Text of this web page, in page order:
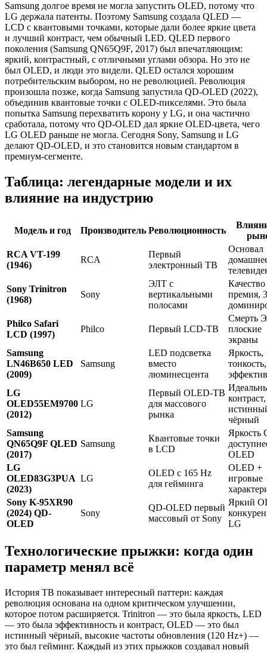
Samsung долгое время не могла запустить OLED, потому что
LG держала патенты. Поэтому Samsung создала QLED —
LCD с квантовыми точками, которые дали более яркие цвета
и лучший контраст, чем обычный LED. QLED первого
поколения (Samsung QN65Q9F, 2017) был впечатляющим:
яркий, контрастный, с отличными углами обзора. Но это не
был OLED, и люди это видели. QLED остался хорошим
потребительским выбором, но не революцией. Революция
произошла позже, когда Samsung запустила QD-OLED (2022),
объединив квантовые точки с OLED-пикселями. Это была
попытка Samsung перехватить корону у LG, и она частично
сработала, потому что QD-OLED дал яркие OLED-цвета, чего
LG OLED раньше не могла. Сегодня Sony, Samsung и LG
делают QD-OLED, и это становится новым стандартом в
премиум-сегменте.
Таблица: легендарные модели и их
влияние на индустрию
Модель и год Производитель Революционность
RCA VT-199
(1946)
RCA
Первый
электронный ТВ
Основал
Sony Trinitron
(1968)
Sony
ЭЛТ с
вертикальными
полосами
премия,
Philco Safari
LCD (1997)
Philco Первый LCD-ТВ
Смерть
плоские
экраны
Samsung
LN46B650 LED
(2009)
Samsung
LED подсветка
вместо
люминесцента
Яркость,
тонкость,
LG
OLED55EM9700
(2012)
LG
Первый OLED-ТВ
для массового
рынка
контраст,
чёрный
Samsung
QN65Q9F QLED
(2017)
Samsung
Квантовые точки
в LCD
Яркость
OLED
LG
OLED83G3PUA
(2023)
LG
OLED с 165 Hz
для гейминга
OLED +
игровые
Sony K-95XR90
(2024) QD-
OLED
Sony
QD-OLED первый
массовый от Sony
Яркий
LG
Технологические прыжки: когда один
параметр менял всё
История ТВ показывает интересный паттерн: каждая
революция основана на одном критическом улучшении,
которое потом расширяется. Trinitron — это была яркость, LED
— это была эффективность и контраст, OLED — это был
истинный чёрный, высокие частоты обновления (120 Hz+) —
это был гейминг. Каждый из этих прыжков создавал новый